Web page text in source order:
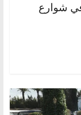
شوارع